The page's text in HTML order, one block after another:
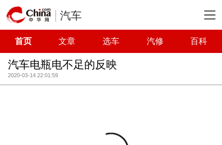
汽车
首页 文章 选车 汽修 百科
汽车电瓶电不足的反映
2020-03-14 22:01:59